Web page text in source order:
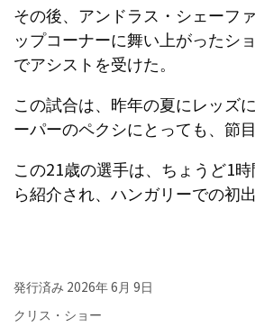
その後、アンドラス・シェーフ
ップコーナーに舞い上がったシ
でアシストを受けた。
この試合は、昨年の夏にレッズ
ーパーのペクシにとっても、節
この21歳の選手は、ちょうど1
ら紹介され、ハンガリーでの初
発行済み 2026年 6月 9日
クリス・ショー